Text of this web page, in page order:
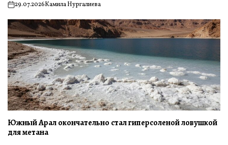
on29.07.2026Камила Нургалиева
Южный Арал окончательно стал гиперсоленой ловушкой
для метана